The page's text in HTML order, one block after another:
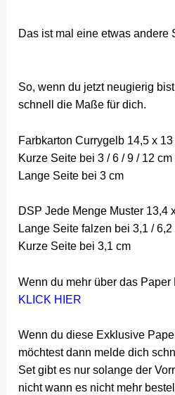
Das ist mal eine etwas
So, wenn du jetzt neugierig
schnell die Maße für dich.
Farbkarton Currygelb 14,5 x 13
Kurze Seite bei 3 / 6 / 9 / 12
Lange Seite bei 3 cm
DSP Jede Menge Muster 13,4
Lange Seite falzen bei 3,1 / 6,2
Kurze Seite bei 3,1 cm
Wenn du mehr über das
KLICK HIER
Wenn du diese Exklusive
möchtest dann melde dich
Set gibt es nur solange der
nicht wann es nicht mehr